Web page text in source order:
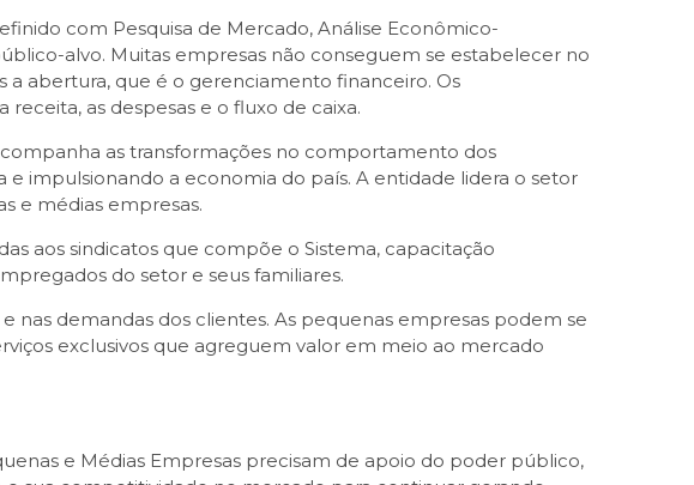
com Pesquisa de Mercado, Análise Econômico-
alvo. Muitas empresas não conseguem se estabelecer no
a abertura, que é o gerenciamento financeiro. Os
as despesas e o fluxo de caixa.
as transformações no comportamento dos
impulsionando a economia do país. A entidade lidera o setor
e médias empresas.
aos sindicatos que compõe o Sistema, capacitação
do setor e seus familiares.
nas demandas dos clientes. As pequenas empresas podem se
exclusivos que agreguem valor em meio ao mercado
e Médias Empresas precisam de apoio do poder público,